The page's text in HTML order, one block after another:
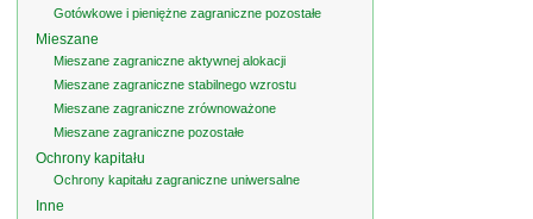
Gotówkowe i pieniężne zagraniczne pozostałe
Mieszane
Mieszane zagraniczne aktywnej alokacji
Mieszane zagraniczne stabilnego wzrostu
Mieszane zagraniczne zrównoważone
Mieszane zagraniczne pozostałe
Ochrony kapitału
Ochrony kapitału zagraniczne uniwersalne
Inne